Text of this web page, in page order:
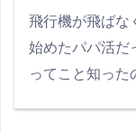
飛行機が飛ばな
始めたパパ活だ
ってこと知った